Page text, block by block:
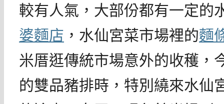
較有人氣，大部份都有一定的
婆麵店 ，水仙宮菜市場裡的麵
米厝逛傳統市場意外的收穫，
的雙品豬排時，特別繞來水仙